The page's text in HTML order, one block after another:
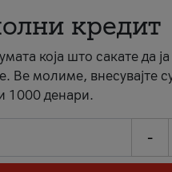
кредит
која што сакате да ја
Ве молиме, внесувајте
1000 денари.
-